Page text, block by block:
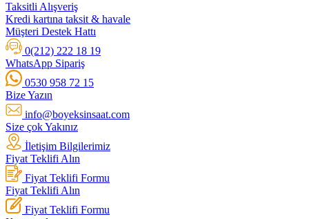
Taksitli Alışveriş
Kredi kartına taksit & havale
Müşteri Destek Hattı
0(212) 222 18 19
WhatsApp Sipariş
0530 958 72 15
Bize Yazın
info@boyeksinsaat.com
Size çok Yakınız
İletişim Bilgilerimiz
Fiyat Teklifi Alın
Fiyat Teklifi Formu
Fiyat Teklifi Alın
Fiyat Teklifi Formu